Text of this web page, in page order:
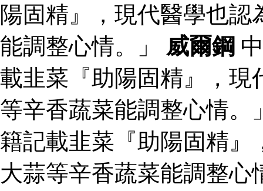
陽固精』，現代醫學也
能調整心情。」 威爾鋼
載韭菜『助陽固精』，現
等辛香蔬菜能調整心情。
籍記載韭菜『助陽固精』
大蒜等辛香蔬菜能調整